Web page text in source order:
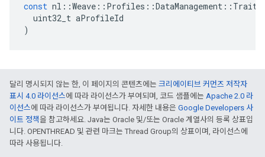
const nl ::Weave :: Profiles ::DataManagement ::
uint32_t aProfileId
)
달리 명시되지 않는 한, 이 페이지의 콘텐츠에는 크리에이티브 커먼즈 저작자
표시 4.0 라이선스에 따라 라이선스가 부여되며, 코드 샘플에는 Apache 2.0 라
이선스에 따라 라이선스가 부여됩니다. 자세한 내용은 Google Developers 사
이트 정책을 참고하세요. Java는 Oracle 및/또는 Oracle 계열사의 등록 상표입
니다. OPENTHREAD 및 관련 마크는 Thread Group의 상표이며, 라이선스에
따라 사용됩니다.